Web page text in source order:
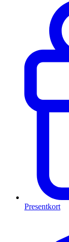
Presentkort